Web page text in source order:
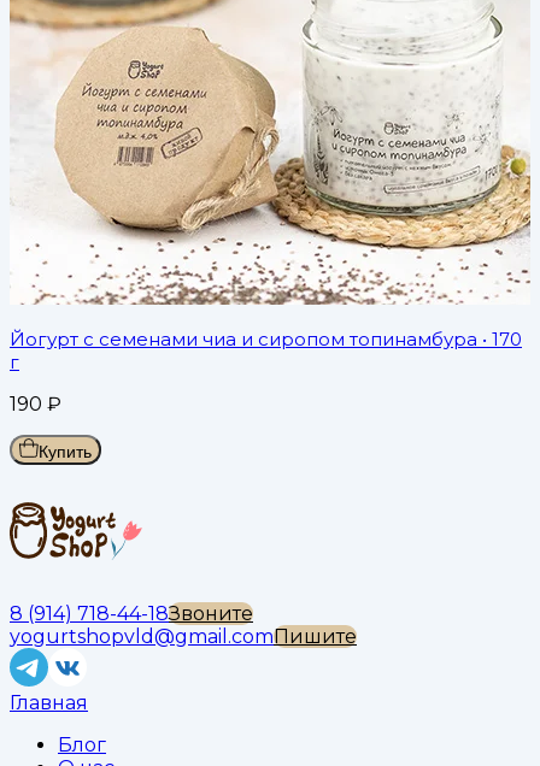
Йогурт с семенами чиа и сиропом топинамбура • 170
г
190 ₽
Купить
8 (914) 718-44-18Звоните
yogurtshopvld@gmail.comПишите
Главная
Блог